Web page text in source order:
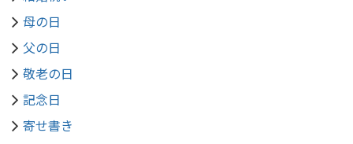
母の日
父の日
敬老の日
記念日
寄せ書き